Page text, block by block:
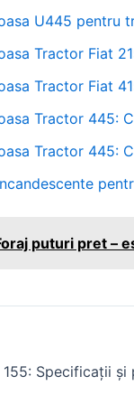
U445 pentru
Tractor Fiat
Tractor Fiat
Tractor 445:
Tractor 445:
puturi pret –